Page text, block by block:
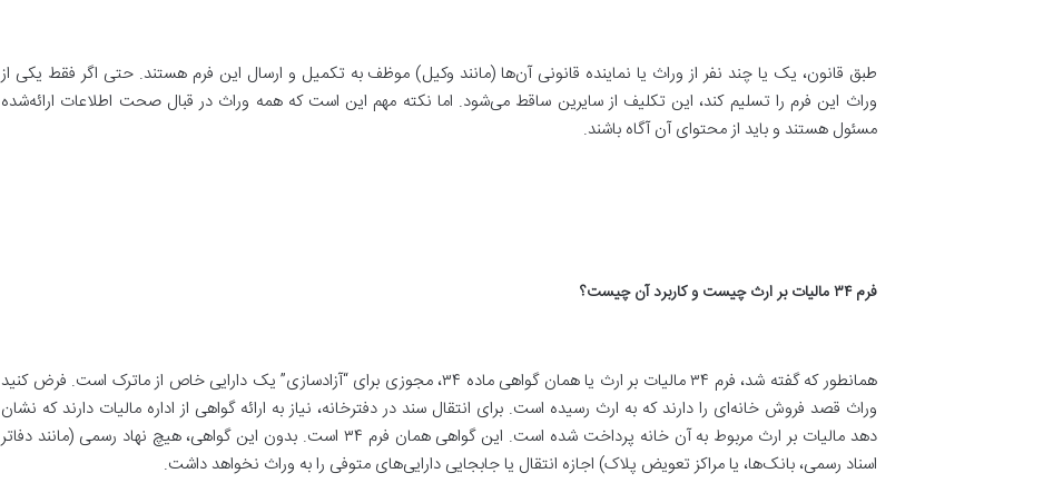
طبق قانون، یک یا چند نفر از وراث یا نماینده قانونی آن‌ها (مانند وکیل) موظف به تکمیل و ارسال این فرم هستند. حتی اگر فقط یکی از
وراث این فرم را تسلیم کند، این تکلیف از سایرین ساقط می‌شود. اما نکته مهم این است که همه وراث در قبال صحت اطلاعات ارائه‌شده
مسئول هستند و باید از محتوای آن آگاه باشند.
فرم ۳۴ مالیات بر ارث چیست و کاربرد آن چیست؟
همانطور که گفته شد، فرم ۳۴ مالیات بر ارث یا همان گواهی ماده ۳۴، مجوزی برای “آزادسازی” یک دارایی خاص از ماترک است. فرض کنید
وراث قصد فروش خانه‌ای را دارند که به ارث رسیده است. برای انتقال سند در دفترخانه، نیاز به ارائه گواهی از اداره مالیات دارند که نشان
دهد مالیات بر ارث مربوط به آن خانه پرداخت شده است. این گواهی همان فرم ۳۴ است. بدون این گواهی، هیچ نهاد رسمی (مانند دفاتر
اسناد رسمی، بانک‌ها، یا مراکز تعویض پلاک) اجازه انتقال یا جابجایی دارایی‌های متوفی را به وراث نخواهد داشت.